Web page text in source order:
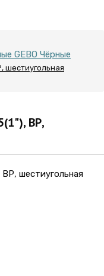
GEBO Чёрные
шестиугольная
ВР,